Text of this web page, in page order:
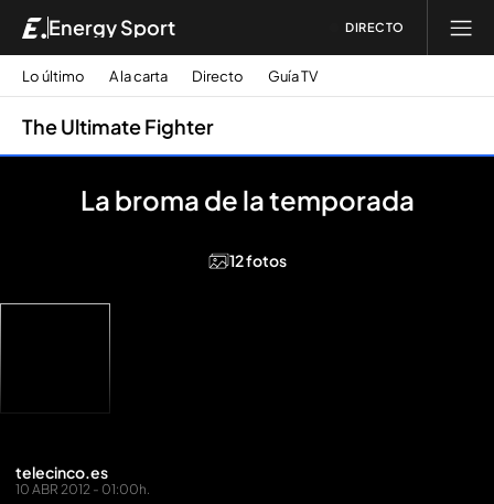
Energy Sport DIRECTO
Lo último A la carta Directo Guía TV
The Ultimate Fighter
La broma de la temporada
12 fotos
telecinco.es
10 ABR 2012 - 01:00h.